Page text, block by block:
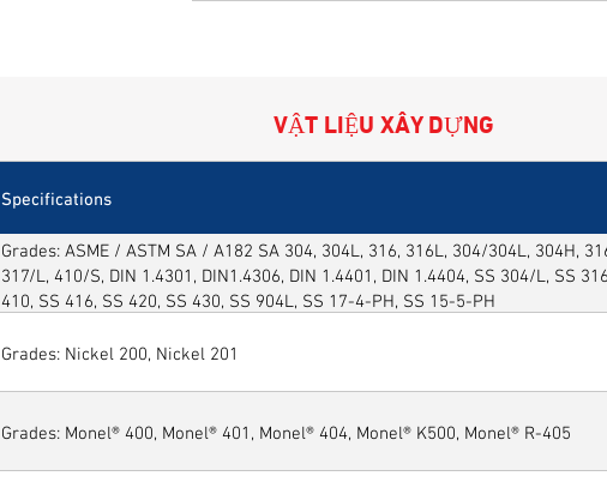
VẬT LIỆU XÂY DỰNG
Specifications
Grades: ASME / ASTM SA / A182 SA 304, 304L, 316, 316L, 304/304L, 304H,
317/L, 410/S, DIN 1.4301, DIN1.4306, DIN 1.4401, DIN 1.4404, SS 304/L, SS
410, SS 416, SS 420, SS 430, SS 904L, SS 17-4-PH, SS 15-5-PH
Grades: Nickel 200, Nickel 201
Grades: Monel® 400, Monel® 401, Monel® 404, Monel® K500, Monel® R-405